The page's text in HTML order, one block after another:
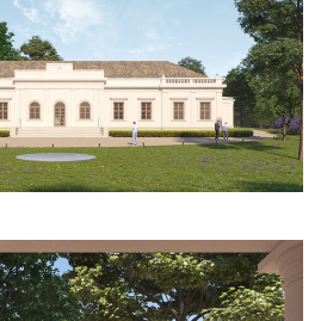
a rekonstruált kastély
működését.